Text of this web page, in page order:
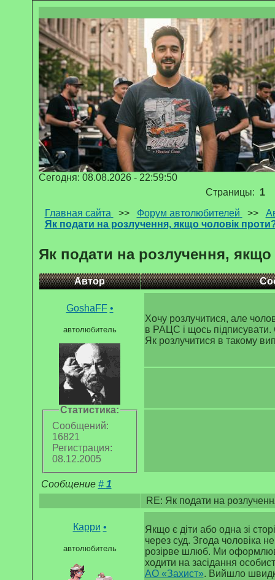
Сегодня: 08.08.2026 - 22:59:50
Страницы: 1
Главная сайта
>> Форум автолюбителей >>
Як подати на розлучення, якщо чоловік
Як подати на розлучення, якщо
Автор
GoshaFF •
автолюбитель
Статистика:
Сообщений:
16821
Регистрация:
08.12.2005
Хочу розлучитися, але
в РАЦС і щось підписувати.
Як розлучитися в такому
Сообщение # 1
RE: Як подати на
Карри •
автолюбитель
Якщо є діти або одна зі
через суд. Згода чоловіка
розірве шлюб. Ми
ходити на засідання
АО «Захист». Вийшло